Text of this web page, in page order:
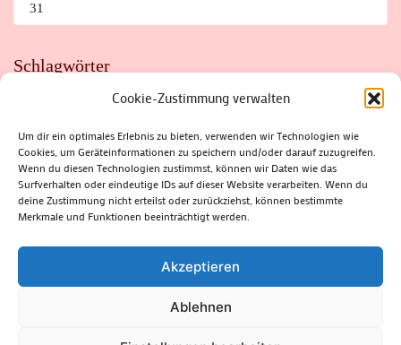
Cookie-Zustimmung verwalten
Um dir ein optimales Erlebnis zu bieten, verwenden wir Technologien wie
Cookies, um Geräteinformationen zu speichern und/oder darauf zuzugreifen.
Wenn du diesen Technologien zustimmst, können wir Daten wie das
Surfverhalten oder eindeutige IDs auf dieser Website verarbeiten. Wenn du
deine Zustimmung nicht erteilst oder zurückziehst, können bestimmte
Merkmale und Funktionen beeinträchtigt werden.
Akzeptieren
Ablehnen
31
Schlagwörter
FAHRRAD
FLOHMARKT FOLK GEWINNSPIEL
HITZE
HITZEFALLE AUTO
IRISH DANCE JAZZ
KABARETT
KINDER
KIRMES KLASSIK
KLEINE SUHLER REIHE
KRIMI
KULTUR LESUNG LOTTO
MEININGEN
PARASITEN
PILZE SCHLEUSINGEN
SCHULWEG
SOMMERFERIEN
SPORT SRH
STADTFEST
STADTMARKETING
STRASSENSPERRUNG
SUHL
SUHLER FRÜHLING
SUHLER STADTMARKETING
THÜRINGER WALD
ZELLA-MEHLIS
(c) Rhön-Rennsteig-Verlag 2024. Alle Rechte vorbehalten.